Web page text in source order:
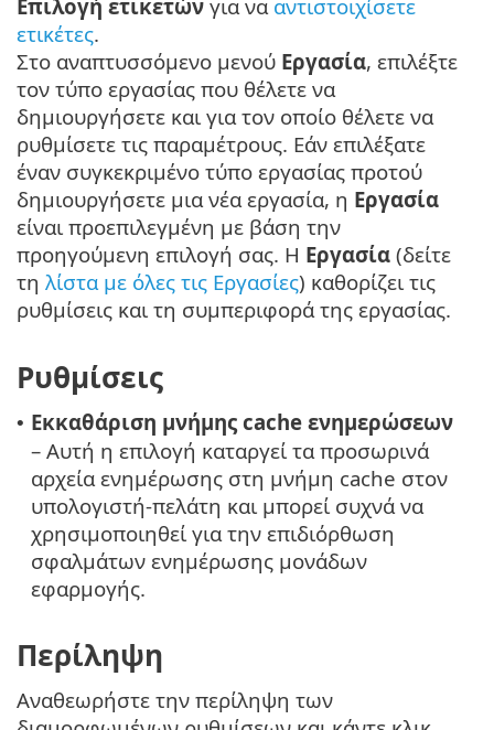
Επιλογή ετικετών για να αντιστοιχίσετε
ετικέτες.
Στο αναπτυσσόμενο μενού Εργασία, επιλέξτε
τον τύπο εργασίας που θέλετε να
δημιουργήσετε και για τον οποίο θέλετε να
ρυθμίσετε τις παραμέτρους. Εάν επιλέξατε
έναν συγκεκριμένο τύπο εργασίας προτού
δημιουργήσετε μια νέα εργασία, η Εργασία
είναι προεπιλεγμένη με βάση την
προηγούμενη επιλογή σας. Η Εργασία (δείτε
τη λίστα με όλες τις Εργασίες) καθορίζει τις
ρυθμίσεις και τη συμπεριφορά της εργασίας.
Ρυθμίσεις
• Εκκαθάριση μνήμης cache ενημερώσεων
– Αυτή η επιλογή καταργεί τα προσωρινά
αρχεία ενημέρωσης στη μνήμη cache στον
υπολογιστή-πελάτη και μπορεί συχνά να
χρησιμοποιηθεί για την επιδιόρθωση
σφαλμάτων ενημέρωσης μονάδων
εφαρμογής.
Περίληψη
Αναθεωρήστε την περίληψη των